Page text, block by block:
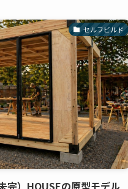
セルフビルド
完）HOUSEの原型モデル